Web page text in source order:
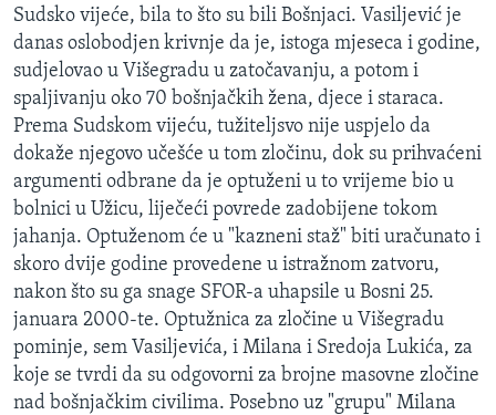
Jezici
Sudsko vijeće, bila to što su bili Bošnjaci. Vasiljević je
danas oslobodjen krivnje da je, istoga mjeseca i godine,
sudjelovao u Višegradu u zatočavanju, a potom i
spaljivanju oko 70 bošnjačkih žena, djece i staraca.
Prema Sudskom vijeću, tužiteljsvo nije uspjelo da
dokaže njegovo učešće u tom zločinu, dok su prihvaćeni
argumenti odbrane da je optuženi u to vrijeme bio u
bolnici u Užicu, liječeći povrede zadobijene tokom
jahanja. Optuženom će u "kazneni staž" biti uračunato i
skoro dvije godine provedene u istražnom zatvoru,
nakon što su ga snage SFOR-a uhapsile u Bosni 25.
januara 2000-te. Optužnica za zločine u Višegradu
pominje, sem Vasiljevića, i Milana i Sredoja Lukića, za
koje se tvrdi da su odgovorni za brojne masovne zločine
nad bošnjačkim civilima. Posebno uz "grupu" Milana